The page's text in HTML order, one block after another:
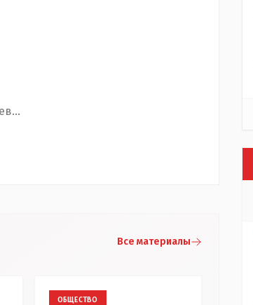
Все материалы
ОБЩЕСТВО